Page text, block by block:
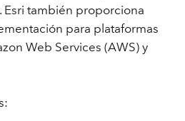
Esri también proporciona
para plataformas
Web Services (AWS) y